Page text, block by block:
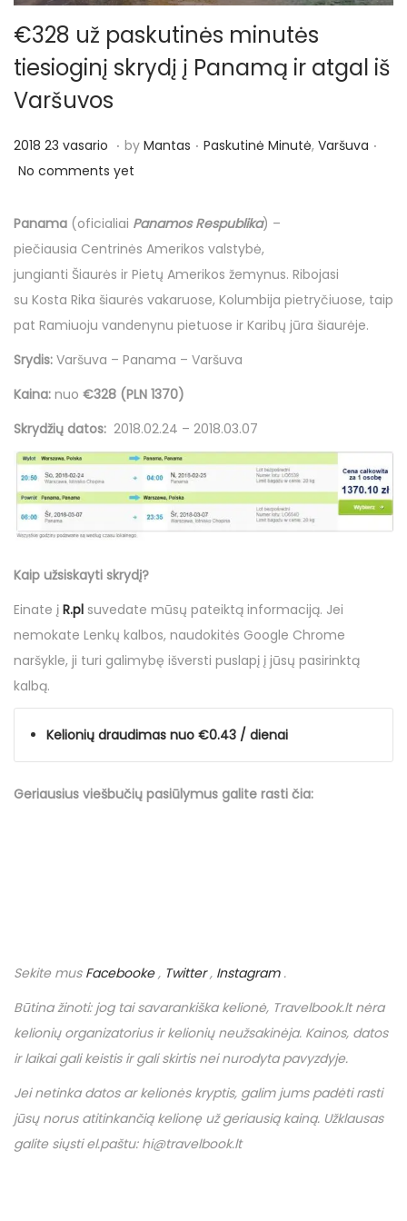
n
€328 už paskutinės minutės
tiesioginį skrydį į Panamą ir atgal iš
Varšuvos
P
o
t
e
d
o
n
2018 23 vasario 2
0
8
2
3
v
a
r
o
. by Mantas . P
t
e
d
i
n
Paskutinė Minutė, Varšuva .
No comments yet
Panama (oficialiai Panamos Respublika) –
piečiausia Centrinės Amerikos valstybė,
jungianti Šiaurės ir Pietų Amerikos žemynus. Ribojasi
su Kosta Rika šiaurės vakaruose, Kolumbija pietryčiuose, taip
pat Ramiuoju vandenynu pietuose ir Karibų jūra šiaurėje.
Srydis: Varšuva – Panama – Varšuva
Kaina: nuo €328 (PLN 1370)
Skrydžių datos: 2018.02.24 – 2018.03.07
Kaip užsiskayti skrydį?
Einate į R.pl suvedate mūsų pateiktą informaciją. Jei
nemokate Lenkų kalbos, naudokitės Google Chrome
naršykle, ji turi galimybę išversti puslapį į jūsų pasirinktą
kalbą.
Kelionių draudimas nuo €0.43 / dienai
Geriausius viešbučių pasiūlymus galite rasti čia:
Sekite mus Facebooke, Twitter, Instagram.
Būtina žinoti: jog tai savarankiška kelionė, Travelbook.ltnėra
kelionių organizatorius ir kelionių neužsakinėja. Kainos, datos
ir laikai gali keistis ir gali skirtis nei nurodyta pavyzdyje.
Jei netinka datos ar kelionės kryptis, galim jums padėti rasti
jūsų norus atitinkančią kelionę už geriausią kainą. Užklausas
galite siųsti el.paštu: hi@travelbook.lt